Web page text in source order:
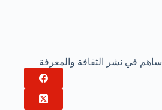
ساهم في نشر الثقافة والمعرفة